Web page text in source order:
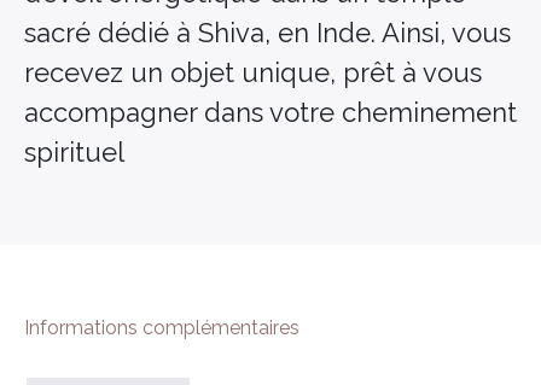
sacré dédié à Shiva, en Inde. Ainsi, vous
recevez un objet unique, prêt à vous
accompagner dans votre cheminement
spirituel
Informations complémentaires